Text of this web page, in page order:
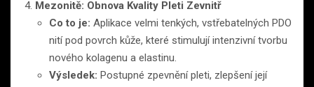
Mezonitě: Obnova Kvality Pleti Zevnitř
Co to je: Aplikace velmi tenkých, vstřebatelných PDO
nití pod povrch kůže, které stimulují intenzivní tvorbu
nového kolagenu a elastinu.
Výsledek: Postupné zpevnění pleti, zlepšení její